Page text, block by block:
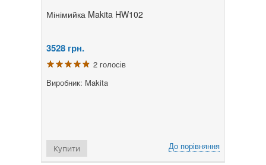
Мінімийка Makita HW102
3528 грн.
2 голосів
Виробник: Makita
До порівняння
Купити